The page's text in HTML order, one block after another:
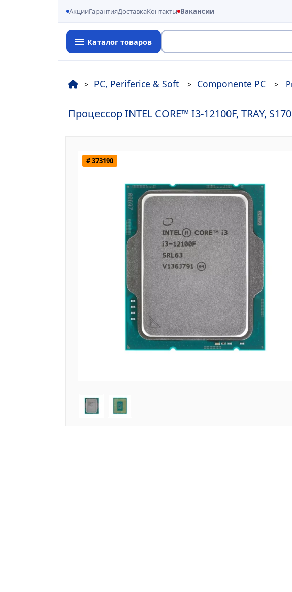
АкцииГарантияДоставкаКонтакты Вакансии
Каталог товаров
PC, Periferice & Soft Componente PC
Процессор INTEL CORE™ I3-12100F, TRAY,
# 373190